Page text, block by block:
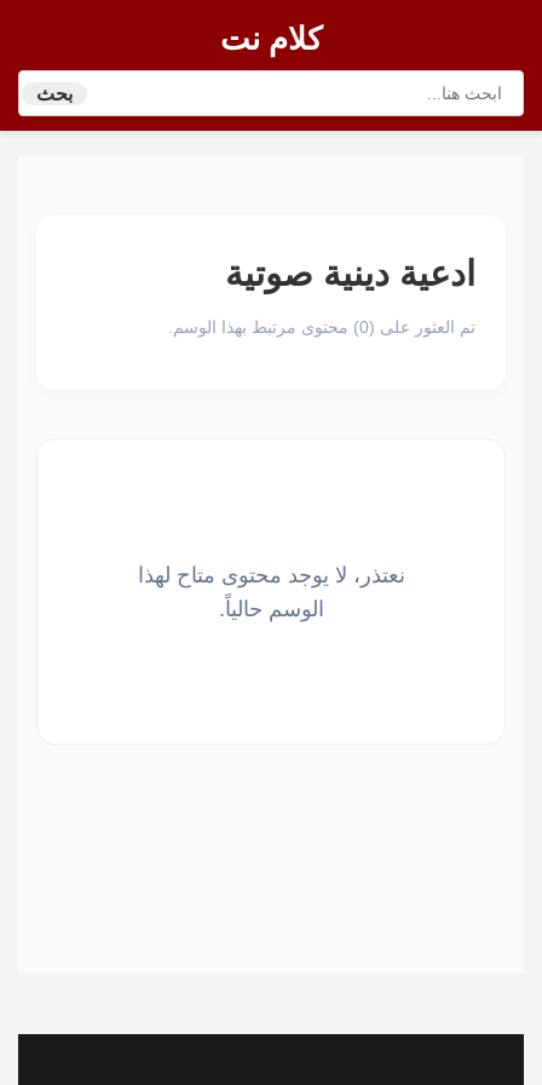
كلام نت
بحث
ادعية دينية صوتية
تم العثور على (0) محتوى مرتبط بهذا الوسم.
نعتذر، لا يوجد محتوى متاح لهذا
الوسم حالياً.